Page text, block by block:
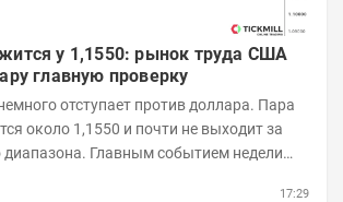
у 1,1550: рынок труда США
главную проверку
отступает против доллара. Пара
около 1,1550 и почти не выходит за
событием недели
17:29